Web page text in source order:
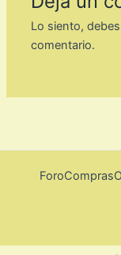
Lo siento,
comentario.